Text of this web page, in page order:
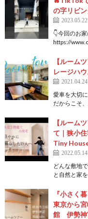
の字リビ
2023.05.22
👇今回のお
https://
【ルーム
レージハ
2021.04.24
愛車を大切
だからこそ
【ルーム
て｜狭小
Tiny
2022.05.14
どんな敷地
と自然と家
『小さく
東京から
館 伊勢神